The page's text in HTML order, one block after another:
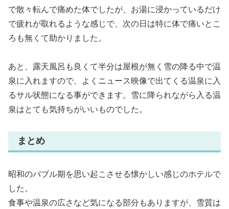
で散々転んで痛めた体でしたが、お湯に浸かっているだけ
で疲れが取れるような感じで、次の日は特に体で痛いとこ
ろも無くて助かりました。
あと、露天風呂も良くて半分は屋根が無く雪の降る中で温
泉に入れますので、よくニュース映像で出てくる温泉に入
るサル状態になる事ができます。雪に降られながら入る温
泉はとても気持ちがいいものでした。
まとめ
昭和のバブル期を思い起こさせる懐かしい感じのホテルで
した。
食事や温泉の広さなど気になる部分もありますが、雪質は